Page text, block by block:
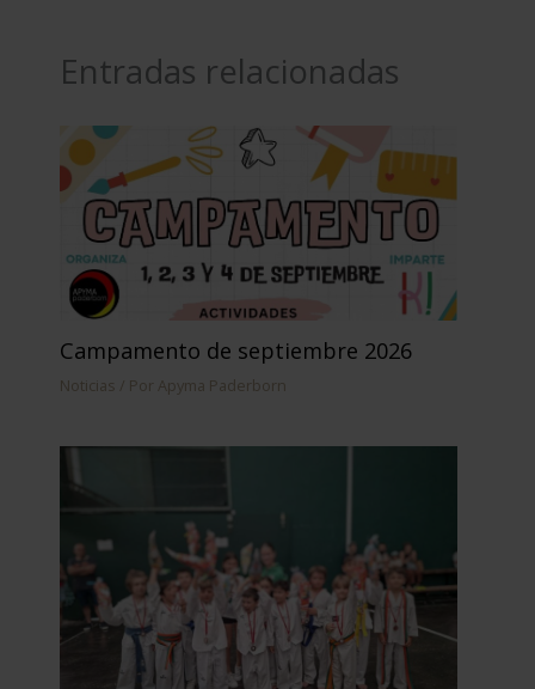
k
Entradas relacionadas
Campamento de septiembre 2026
Noticias / Por Apyma Paderborn